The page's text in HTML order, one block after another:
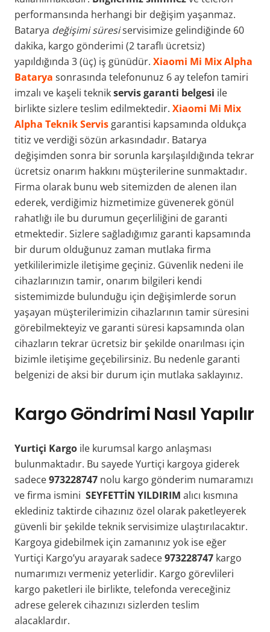
performansında herhangi bir değişim yaşanmaz.
Batarya değişimi süresiservisimize gelindiğinde 60
dakika, kargo gönderimi (2 taraflı ücretsiz)
yapıldığında 3 (üç) iş günüdür. Xiaomi Mi Mix Alpha
Batarya sonrasında telefonunuz 6 ay telefon tamiri
imzalı ve kaşeli teknikservis garanti belgesi ile
birlikte sizlere teslim edilmektedir. Xiaomi Mi Mix
Alpha Teknik Servis garantisi kapsamında oldukça
titiz ve verdiği sözün arkasındadır. Batarya
değişimden sonra bir sorunla karşılaşıldığında tekrar
ücretsiz onarım hakkını müşterilerine sunmaktadır.
Firma olarak bunu web sitemizden de alenen ilan
ederek, verdiğimiz hizmetimize güvenerek gönül
rahatlığı ile bu durumun geçerliliğini de garanti
etmektedir. Sizlere sağladığımız garanti kapsamında
bir durum olduğunuz zaman mutlaka firma
yetkililerimizle iletişime geçiniz. Güvenlik nedeni ile
cihazlarınızın tamir, onarım bilgileri kendi
sistemimizde bulunduğu için değişimlerde sorun
yaşayan müşterilerimizin cihazlarının tamir süresini
görebilmekteyiz ve garanti süresi kapsamında olan
cihazların tekrar ücretsiz bir şekilde onarılması için
bizimle iletişime geçebilirsiniz. Bu nedenle garanti
belgenizi de aksi bir durum için mutlaka saklayınız.
Kargo Göndrimi Nasıl Yapılır
Yurtiçi Kargo ile kurumsal kargo anlaşması
bulunmaktadır. Bu sayede Yurtiçi kargoya giderek
sadece973228747 nolu kargo gönderim numaramızı
ve firma ismini SEYFETTİN YILDIRIM alıcı kısmına
eklediniz taktirde cihazınız özel olarak paketleyerek
güvenli bir şekilde teknik servisimize ulaştırılacaktır.
Kargoya gidebilmek için zamanınız yok ise eğer
Yurtiçi Kargo’yu arayarak sadece973228747 kargo
numarımızı vermeniz yeterlidir. Kargo görevlileri
kargo paketleri ile birlikte, telefonda vereceğiniz
adrese gelerek cihazınızı sizlerden teslim
alacaklardır.